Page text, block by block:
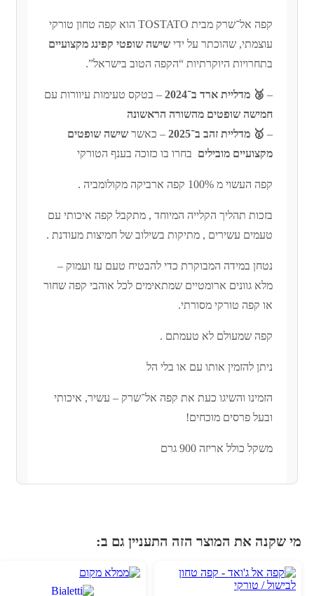
שקנה את המוצר הזה התעניין גם ב:
קפה אל־שרק מבית TOSTATO הוא קפה טחון טורקי
עוצמתי, שהוכתר על ידי שישה שופטי קפינג מקצועיים
בתחרויות היוקרתיות “הקפה הטוב בישראל”.
🥉 מדליית ארד ב־2024
– בטקס טעימות עיוורות עם
חמישה שופטים מהשורה הראשונה
🥇 מדליית זהב ב־2025 – כאשרשישה שופטים
מקצועיים מוביליםבחרו בו כזוכה בענף הטורקי
קפה העשוי מ 100% קפה ארביקה מקולומביה .
בזכות תהליך הקלייה המיוחד , מתקבל קפה איכותי עם
טעמים עשירים , מתיקות בשילוב של חמיצות מעודנת .
נטחן במידה המבוקרת כדי להבטיח טעם עז ועמוק –
מלא גוונים ארומטיים שמתאימים לכל אוהבי קפה שחור
או קפה טורקי מסורתי.
קפה שמעולם לא טעמתם .
ניתן להזמין אותו עם או בלי הל
הזמינו והשיגו כעת את קפה אל־שרק – עשיר, איכותי
ובעל פרסים מוכחים!
משקל כולל אריזה 900 גרם